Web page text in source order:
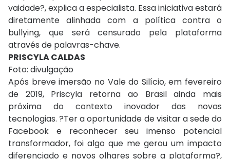
vaidade?, explica a especialista. Essa iniciativa estará
diretamente alinhada com a política contra o
bullying, que será censurado pela plataforma
através de palavras-chave.
PRISCYLA CALDAS
Foto: divulgação
Após breve imersão no Vale do Silício, em fevereiro
de 2019, Priscyla retorna ao Brasil ainda mais
próxima do contexto inovador das novas
tecnologias. ?Ter a oportunidade de visitar a sede do
Facebook e reconhecer seu imenso potencial
transformador, foi algo que me gerou um impacto
diferenciado e novos olhares sobre a plataforma?,